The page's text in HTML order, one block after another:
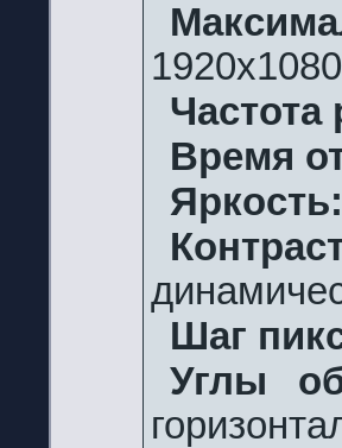
Частота
Время
Шаг
Углы